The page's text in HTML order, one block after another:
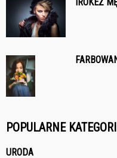
POPULARNE
URODA